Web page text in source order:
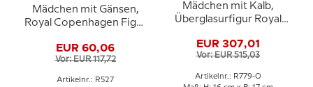
Mädchen mit Gänsen,
Royal Copenhagen Figur
EUR 60,06
Vor: EUR 117,72
Artikelnr.: R527
Mädchen mit Kalb,
Überglasurfigur Royal
EUR 307,01
Vor: EUR 515,03
Artikelnr.: R779-O